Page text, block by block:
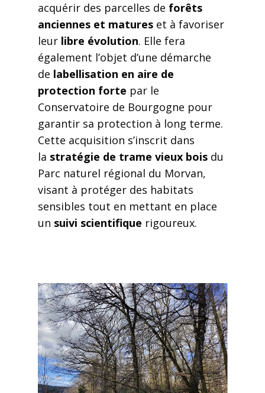
acquérir des parcelles de forêts
anciennes et matureset à favoriser
leur libre évolution. Elle fera
également l’objet d’une démarche
de labellisation en aire de
protection forte par le
Conservatoire de Bourgogne pour
garantir sa protection à long terme.
Cette acquisition s’inscrit dans
la stratégie de trame vieux boisdu
Parc naturel régional du Morvan,
visant à protéger des habitats
sensibles tout en mettant en place
un suivi scientifique rigoureux.